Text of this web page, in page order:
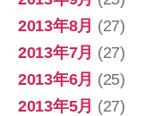
2013年8月 (27)
2013年7月 (27)
2013年6月 (25)
2013年5月 (27)